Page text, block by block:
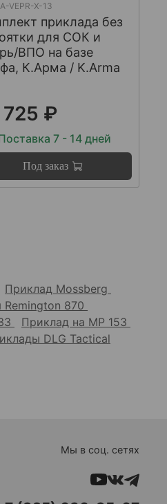
VEPR-X-13
приклада без
для СОК и
ВПО на базе
К.Арма / K.Arma
725 ₽
7 - 14 дней
Под заказ
Приклад Mossberg
870
Приклад на МР 153
DLG Tactical
Мы в соц. сетях